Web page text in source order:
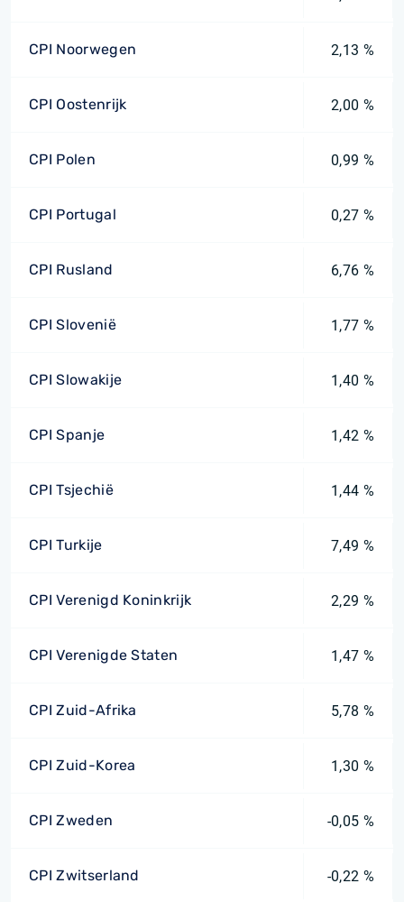
CPI Noorwegen 2,13 %
CPI Oostenrijk 2,00 %
CPI Polen 0,99 %
CPI Portugal 0,27 %
CPI Rusland 6,76 %
CPI Slovenië 1,77 %
CPI Slowakije 1,40 %
CPI Spanje 1,42 %
CPI Tsjechië 1,44 %
CPI Turkije 7,49 %
CPI Verenigd Koninkrijk 2,29 %
CPI Verenigde Staten 1,47 %
CPI Zuid-Afrika 5,78 %
CPI Zuid-Korea 1,30 %
CPI Zweden -0,05 %
CPI Zwitserland -0,22 %